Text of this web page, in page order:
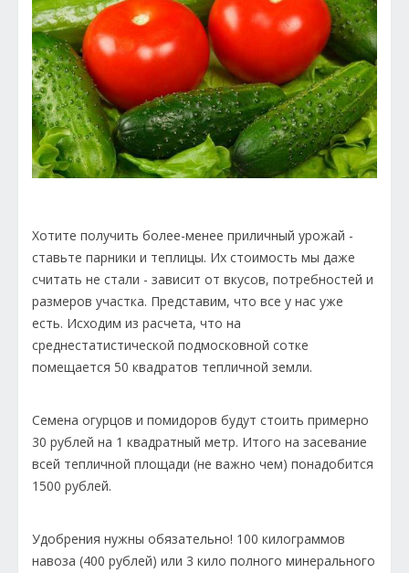
Хотите получить более-менее приличный урожай -
ставьте парники и теплицы. Их стоимость мы даже
считать не стали - зависит от вкусов, потребностей и
размеров участка. Представим, что все у нас уже
есть. Исходим из расчета, что на
среднестатистической подмосковной сотке
помещается 50 квадратов тепличной земли.
Семена огурцов и помидоров будут стоить примерно
30 рублей на 1 квадратный метр. Итого на засевание
всей тепличной площади (не важно чем) понадобится
1500 рублей.
Удобрения нужны обязательно! 100 килограммов
навоза (400 рублей) или 3 кило полного минерального